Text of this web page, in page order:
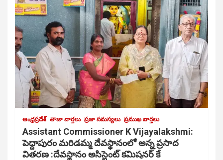
ఆంధ్రప్రదేశ్ తాజా వార్తలు ప్రజా సమస్యలు ప్రముఖ వార్తలు
Assistant Commissioner K Vijayalakshmi:
పెద్దాపురం మరిడమ్మ దేవస్థానంలో అన్న ప్రసాద
వితరణ :దేవస్థానం అసిస్టెంట్ కమిషనర్ కే